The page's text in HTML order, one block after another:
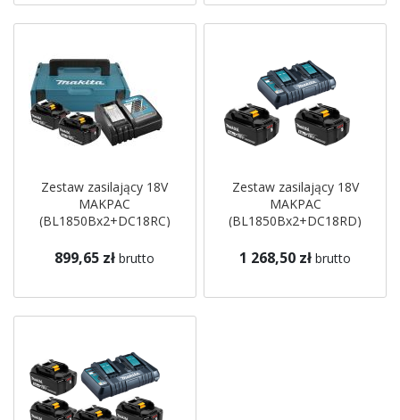
Zestaw zasilający 18V
MAKPAC
(BL1850Bx2+DC18RC)
899,65 zł brutto
Zestaw zasilający 18V
MAKPAC
(BL1850Bx2+DC18RD)
1 268,50 zł brutto